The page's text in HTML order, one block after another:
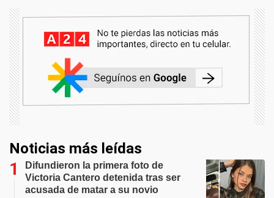
Noticias más leídas
Difundieron la primera foto de
Victoria Cantero detenida tras ser
acusada de matar a su novio